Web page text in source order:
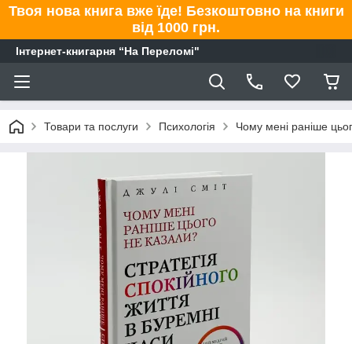
Твоя нова книга вже їде! Безкоштовно на книги
від 1000 грн.
Інтернет-книгарня “На Переломі"
Товари та послуги Психологія Чому мені раніше